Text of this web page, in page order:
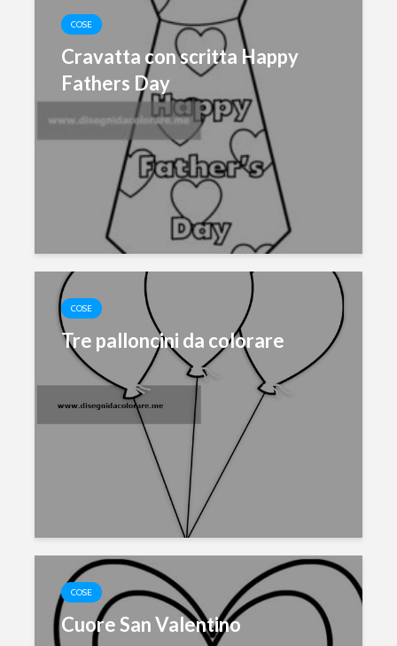
COSE
Cravatta con scritta Happy
Fathers Day
COSE
Tre palloncini da colorare
COSE
Cuore San Valentino